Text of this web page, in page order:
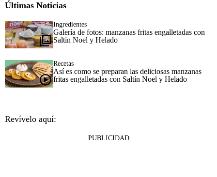
Últimas Noticias
Ingredientes
Galería de fotos: manzanas fritas engalletadas con
Saltín Noel y Helado
Recetas
Así es como se preparan las deliciosas manzanas
fritas engalletadas con Saltín Noel y Helado
Revívelo aquí:
PUBLICIDAD